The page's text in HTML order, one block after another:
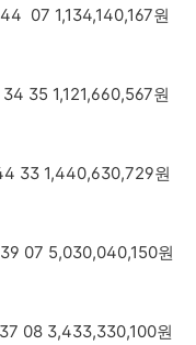
07 1,134,140,167원
35 1,121,660,567원
33 1,440,630,729원
07 5,030,040,150원
08 3,433,330,100원